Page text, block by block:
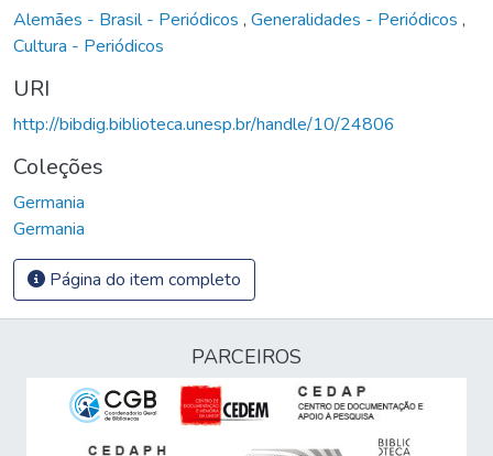
Alemães - Brasil - Periódicos , Generalidades - Periódicos ,
Cultura - Periódicos
URI
http://bibdig.biblioteca.unesp.br/handle/10/24806
Coleções
Germania
Germania
Página do item completo
PARCEIROS